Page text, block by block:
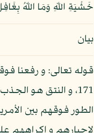
خَشْيَةِ اللّهِ وَمَا اللّهُ
بيان
قوله تعالى: و رفعنا
171، و النتق هو
الطور فوقهم بين